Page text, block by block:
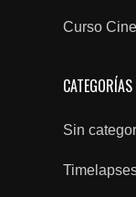
Curso
CATEGORÍAS
Sin